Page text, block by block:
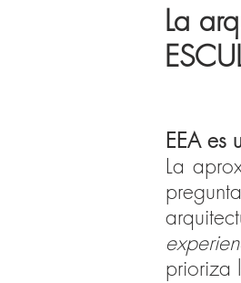
La
EEA es
La
prioriza